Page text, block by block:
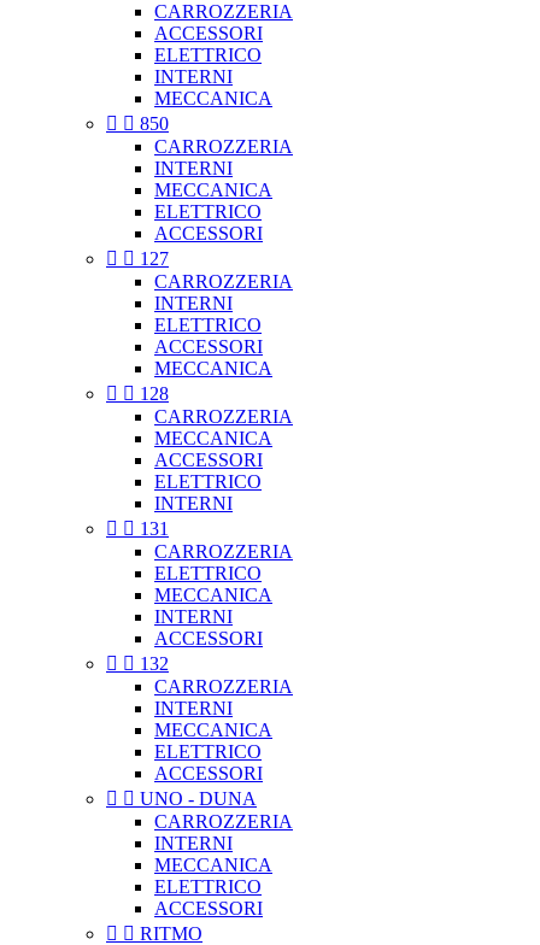
CARROZZERIA
ACCESSORI
ELETTRICO
INTERNI
MECCANICA
  850
CARROZZERIA
INTERNI
MECCANICA
ELETTRICO
ACCESSORI
  127
CARROZZERIA
INTERNI
ELETTRICO
ACCESSORI
MECCANICA
  128
CARROZZERIA
MECCANICA
ACCESSORI
ELETTRICO
INTERNI
  131
CARROZZERIA
ELETTRICO
MECCANICA
INTERNI
ACCESSORI
  132
CARROZZERIA
INTERNI
MECCANICA
ELETTRICO
ACCESSORI
  UNO - DUNA
CARROZZERIA
INTERNI
MECCANICA
ELETTRICO
ACCESSORI
  RITMO